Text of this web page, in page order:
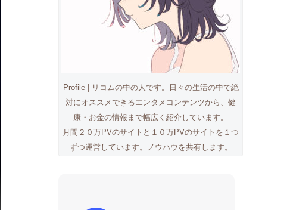
Profile | リコムの中の人です。日々の生活の中で絶
対にオススメできるエンタメコンテンツから、健
康・お金の情報まで幅広く紹介しています。
月間２０万PVのサイトと１０万PVのサイトを１つ
ずつ運営しています。ノウハウを共有します。